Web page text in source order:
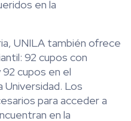
en la
UNILA también ofrece
92 cupos con
cupos en el
Universidad. Los
para acceder a
en la